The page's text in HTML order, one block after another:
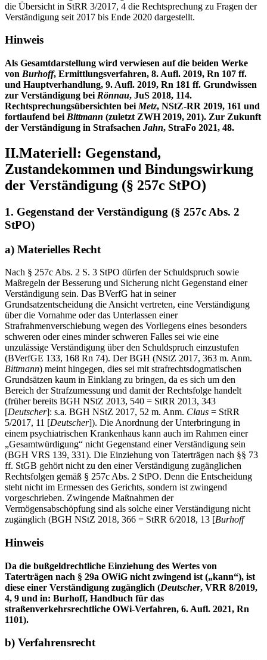
die Übersicht in StRR 3/2017, 4 die Rechtsprechung zu Fragen der
Verständigung seit 2017 bis Ende 2020 dargestellt.
Hinweis
Als Gesamtdarstellung wird verwiesen auf die beiden Werke
von Burhoff, Ermittlungsverfahren, 8. Aufl. 2019, Rn 107 ff.
und Hauptverhandlung, 9. Aufl. 2019, Rn 181 ff. Grundwissen
zur Verständigung bei Rönnau, JuS 2018, 114.
Rechtsprechungsübersichten bei Metz, NStZ-RR 2019, 161 und
fortlaufend bei Bittmann (zuletzt ZWH 2019, 201). Zur Zukunft
der Verständigung in Strafsachen Jahn, StraFo 2021, 48.
II.Materiell: Gegenstand,
Zustandekommen und Bindungswirkung
der Verständigung (§ 257c StPO)
1. Gegenstand der Verständigung (§ 257c Abs. 2
StPO)
a) Materielles Recht
Nach § 257c Abs. 2 S. 3 StPO dürfen der Schuldspruch sowie
Maßregeln der Besserung und Sicherung nicht Gegenstand einer
Verständigung sein. Das BVerfG hat in seiner
Grundsatzentscheidung die Ansicht vertreten, eine Verständigung
über die Vornahme oder das Unterlassen einer
Strafrahmenverschiebung wegen des Vorliegens eines besonders
schweren oder eines minder schweren Falles sei wie eine
unzulässige Verständigung über den Schuldspruch einzustufen
(BVerfGE 133, 168 Rn 74). Der BGH (NStZ 2017, 363 m. Anm.
Bittmann) meint hingegen, dies sei mit strafrechtsdogmatischen
Grundsätzen kaum in Einklang zu bringen, da es sich um den
Bereich der Strafzumessung und damit der Rechtsfolge handelt
(früher bereits BGH NStZ 2013, 540 = StRR 2013, 343
[Deutscher]: s.a. BGH NStZ 2017, 52 m. Anm. Claus = StRR
5/2017, 11 [Deutscher]). Die Anordnung der Unterbringung in
einem psychiatrischen Krankenhaus kann auch im Rahmen einer
„Gesamtwürdigung“ nicht Gegenstand einer Verständigung sein
(BGH VRS 139, 331). Die Einziehung von Taterträgen nach §§ 73
ff. StGB gehört nicht zu den einer Verständigung zugänglichen
Rechtsfolgen gemäß § 257c Abs. 2 StPO. Denn die Entscheidung
steht nicht im Ermessen des Gerichts, sondern ist zwingend
vorgeschrieben. Zwingende Maßnahmen der
Vermögensabschöpfung sind als solche einer Verständigung nicht
zugänglich (BGH NStZ 2018, 366 = StRR 6/2018, 13 [Burhoff
Hinweis
Da die bußgeldrechtliche Einziehung des Wertes von
Taterträgen nach § 29a OWiG nicht zwingend ist („kann“), ist
diese einer Verständigung zugänglich (Deutscher, VRR 8/2019,
4, 9 und in: Burhoff, Handbuch für das
straßenverkehrsrechtliche OWi-Verfahren, 6. Aufl. 2021, Rn
1101).
b) Verfahrensrecht